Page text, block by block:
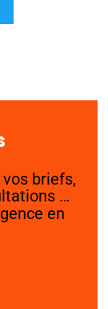
vos briefs,
…
en